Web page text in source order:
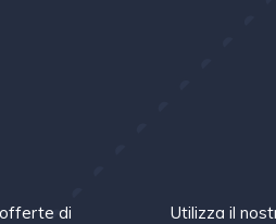
di
Utilizza il